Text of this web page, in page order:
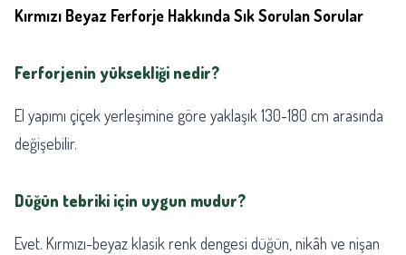
Kırmızı Beyaz Ferforje Hakkında Sık Sorulan Sorular
Ferforjenin yüksekliği nedir?
El yapımı çiçek yerleşimine göre yaklaşık 130-180 cm arasında
değişebilir.
Düğün tebriki için uygun mudur?
Evet. Kırmızı-beyaz klasik renk dengesi düğün, nikâh ve nişan